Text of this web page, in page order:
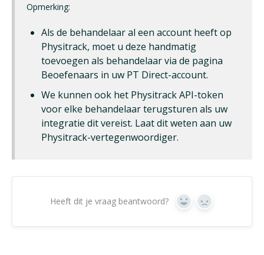
Opmerking:
Als de behandelaar al een account heeft op
Physitrack, moet u deze handmatig
toevoegen als behandelaar via de pagina
Beoefenaars in uw PT Direct-account.
We kunnen ook het Physitrack API-token
voor elke behandelaar terugsturen als uw
integratie dit vereist. Laat dit weten aan uw
Physitrack-vertegenwoordiger.
Heeft dit je vraag beantwoord? Ja Geen